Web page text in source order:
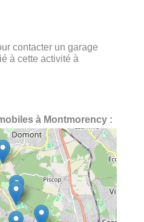
contacter un garage
à cette activité à
à Montmorency :